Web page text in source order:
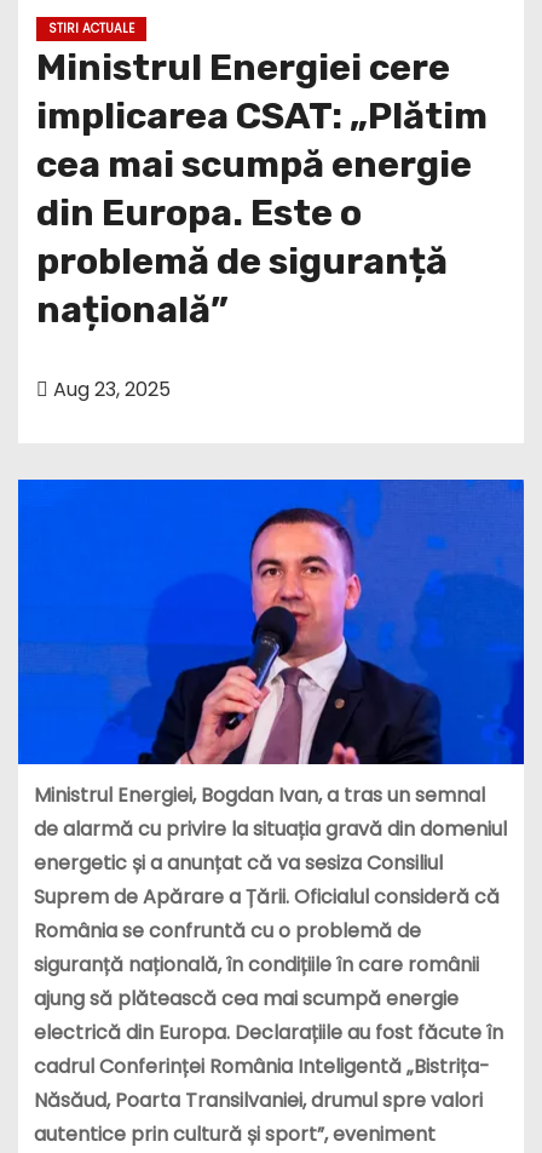
STIRI ACTUALE
Ministrul Energiei cere
implicarea CSAT: „Plătim
cea mai scumpă energie
din Europa. Este o
problemă de siguranță
națională”
Aug 23, 2025
Ministrul Energiei, Bogdan Ivan, a tras un semnal
de alarmă cu privire la situația gravă din domeniul
energetic și a anunțat că va sesiza Consiliul
Suprem de Apărare a Țării. Oficialul consideră că
România se confruntă cu o problemă de
siguranță națională, în condițiile în care românii
ajung să plătească cea mai scumpă energie
electrică din Europa. Declarațiile au fost făcute în
cadrul Conferinței România Inteligentă „Bistrița-
Năsăud, Poarta Transilvaniei, drumul spre valori
autentice prin cultură și sport”, eveniment